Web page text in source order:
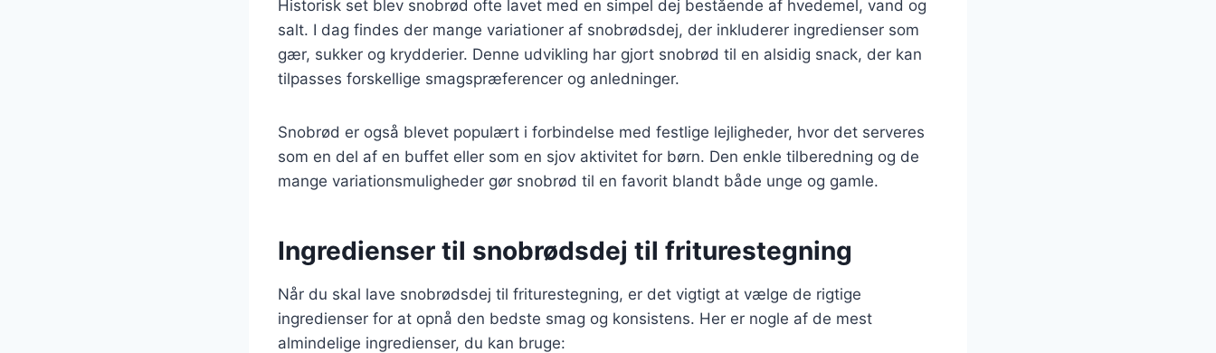
Historisk set blev snobrød ofte lavet med en simpel dej bestående af hvedemel, vand og
salt. I dag findes der mange variationer af snobrødsdej, der inkluderer ingredienser som
gær, sukker og krydderier. Denne udvikling har gjort snobrød til en alsidig snack, der kan
tilpasses forskellige smagspræferencer og anledninger.
Snobrød er også blevet populært i forbindelse med festlige lejligheder, hvor det serveres
som en del af en buffet eller som en sjov aktivitet for børn. Den enkle tilberedning og de
mange variationsmuligheder gør snobrød til en favorit blandt både unge og gamle.
Ingredienser til snobrødsdej til friturestegning
Når du skal lave snobrødsdej til friturestegning, er det vigtigt at vælge de rigtige
ingredienser for at opnå den bedste smag og konsistens. Her er nogle af de mest
almindelige ingredienser, du kan bruge: